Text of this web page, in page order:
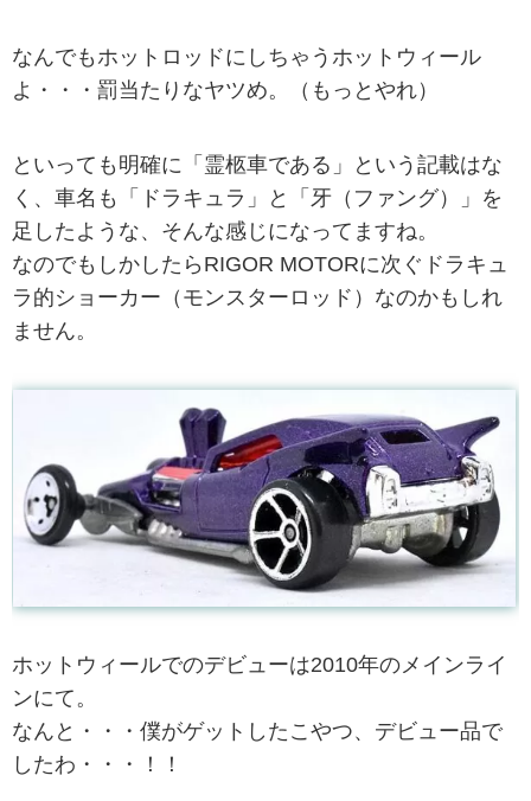
なんでもホットロッドにしちゃうホットウィール
よ・・・罰当たりなヤツめ。（もっとやれ）
といっても明確に「霊柩車である」という記載はな
く、車名も「ドラキュラ」と「牙（ファング）」を
足したような、そんな感じになってますね。
なのでもしかしたらRIGOR MOTORに次ぐドラキュ
ラ的ショーカー（モンスターロッド）なのかもしれ
ません。
ホットウィールでのデビューは2010年のメインライ
ンにて。
なんと・・・僕がゲットしたこやつ、デビュー品で
したわ・・・！！